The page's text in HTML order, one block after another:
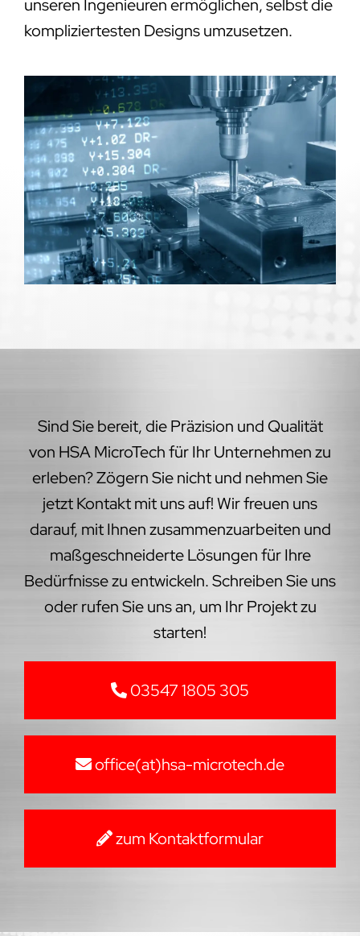
unseren Ingenieuren ermöglichen, selbst die
kompliziertesten Designs umzusetzen.
Sind Sie bereit, die Präzision und Qualität
von HSA MicroTech für Ihr Unternehmen zu
erleben? Zögern Sie nicht und nehmen Sie
jetzt Kontakt mit uns auf! Wir freuen uns
darauf, mit Ihnen zusammenzuarbeiten und
maßgeschneiderte Lösungen für Ihre
Bedürfnisse zu entwickeln. Schreiben Sie uns
oder rufen Sie uns an, um Ihr Projekt zu
starten!
03547 1805 305
office(at)hsa-microtech.de
zum Kontaktformular